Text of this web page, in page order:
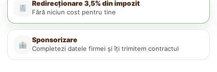
Redirecționare 3,5% din impozit
Fără niciun cost pentru tine
Sponsorizare
Completezi datele firmei și îți trimitem contractul